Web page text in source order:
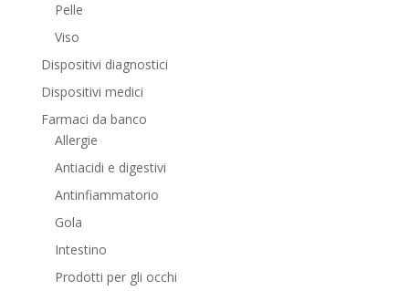
Pelle
Viso
Dispositivi diagnostici
Dispositivi medici
Farmaci da banco
Allergie
Antiacidi e digestivi
Antinfiammatorio
Gola
Intestino
Prodotti per gli occhi